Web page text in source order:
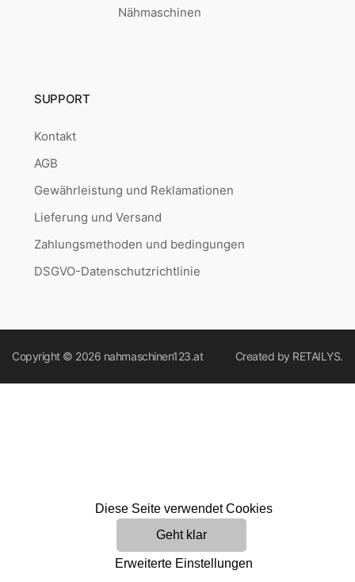
Nähmaschinen
SUPPORT
Kontakt
AGB
Gewährleistung und Reklamationen
Lieferung und Versand
Zahlungsmethoden und bedingungen
DSGVO-Datenschutzrichtlinie
Copyright © 2026 nahmaschinen123.at Created by RETAILYS.
Diese Seite verwendet Cookies
Geht klar
Erweiterte Einstellungen